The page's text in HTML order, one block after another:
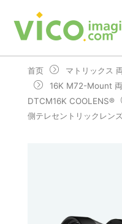
首页
マトリックス
16K M72-Mount 両
DTCM16K COOLENS®
側テレセントリックレン